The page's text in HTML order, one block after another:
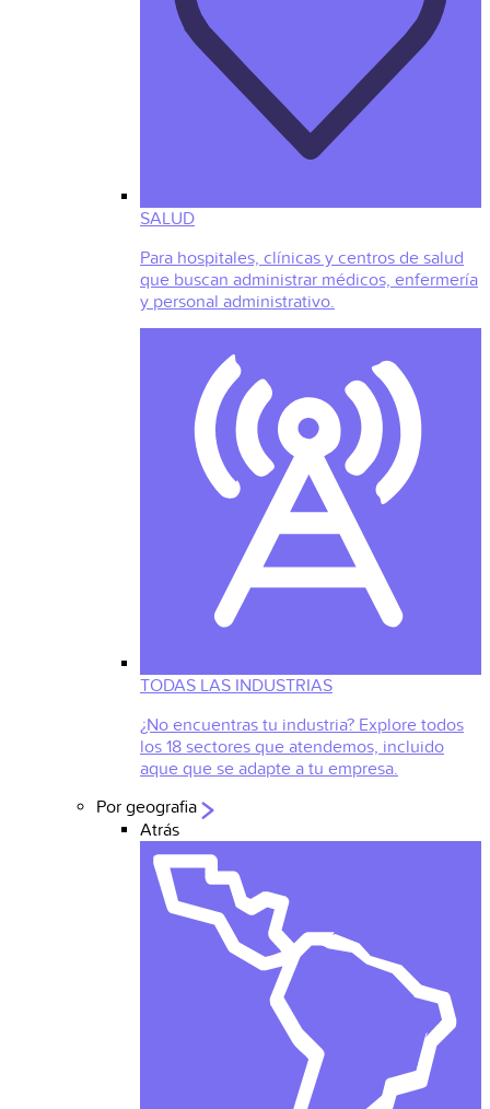
SALUD
Para hospitales, clínicas y centros de salud
que buscan administrar médicos, enfermería
y personal administrativo.
TODAS LAS INDUSTRIAS
¿No encuentras tu industria? Explore todos
los 18 sectores que atendemos, incluido
aque que se adapte a tu empresa.
Por geografia
Atrás